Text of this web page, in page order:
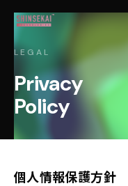
LEGAL
Privacy
Policy
個人情報保護方針